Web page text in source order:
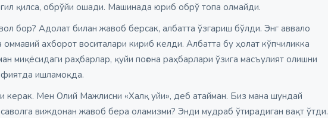
қилса, обрўйи ошади. Машинада юриб обрў топа олмайди.
бор? Адолат билан жавоб берсак, албатта ўзгариш бўлди. Энг аввало
ахборот воситалари кириб келди. Албатта бу ҳолат кўпчиликка
миқёсидаги раҳбарлар, қуйи поғона раҳбарлари ўзига масъулият олишни
ишламоқда.
керак. Мен Олий Мажлисни «Халқ уйи», деб атайман. Биз мана шундай
виждонан жавоб бера оламизми? Энди мудраб ўтирадиган вақт ўтди.